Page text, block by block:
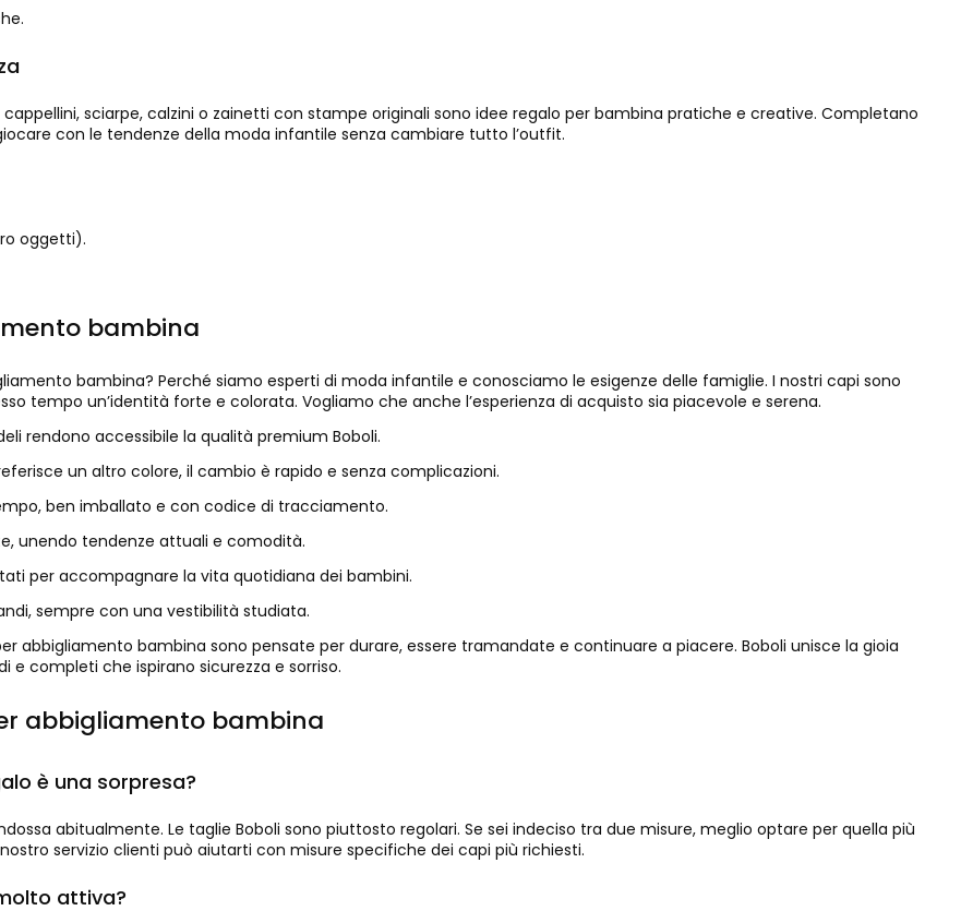
sciarpe, calzini o zainetti con stampe originali sono idee regalo per bambina pratiche e creative. Completano
con le tendenze della moda infantile senza cambiare tutto l’outfit.
oggetti).
bambina
bambina? Perché siamo esperti di moda infantile e conosciamo le esigenze delle famiglie. I nostri capi sono
tempo un’identità forte e colorata. Vogliamo che anche l’esperienza di acquisto sia piacevole e serena.
rendono accessibile la qualità premium Boboli.
un altro colore, il cambio è rapido e senza complicazioni.
ben imballato e con codice di tracciamento.
unendo tendenze attuali e comodità.
per accompagnare la vita quotidiana dei bambini.
sempre con una vestibilità studiata.
abbigliamento bambina sono pensate per durare, essere tramandate e continuare a piacere. Boboli unisce la gioia
completi che ispirano sicurezza e sorriso.
abbigliamento bambina
è una sorpresa?
abitualmente. Le taglie Boboli sono piuttosto regolari. Se sei indeciso tra due misure, meglio optare per quella più
servizio clienti può aiutarti con misure specifiche dei capi più richiesti.
attiva?